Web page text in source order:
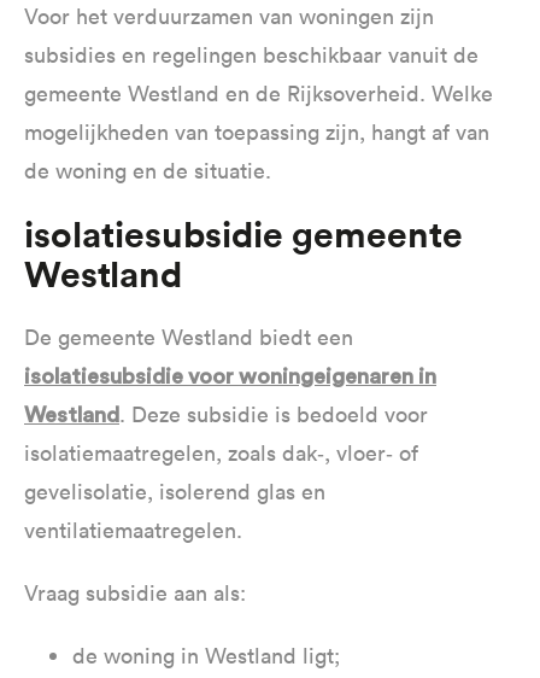
Voor het verduurzamen van woningen zijn
subsidies en regelingen beschikbaar vanuit de
gemeente Westland en de Rijksoverheid. Welke
mogelijkheden van toepassing zijn, hangt af van
de woning en de situatie.
Isolatiesubsidie gemeente
Westland
De gemeente Westland biedt een
isolatiesubsidie voor woningeigenaren in
Westland . Deze subsidie is bedoeld voor
isolatiemaatregelen, zoals dak‑, vloer‑ of
gevelisolatie, isolerend glas en
ventilatiemaatregelen.
Vraag subsidie aan als:
de woning in Westland ligt;